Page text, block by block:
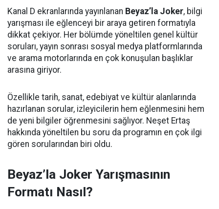
Kanal D ekranlarında yayınlanan Beyaz’la Joker, bilgi
yarışması ile eğlenceyi bir araya getiren formatıyla
dikkat çekiyor. Her bölümde yöneltilen genel kültür
soruları, yayın sonrası sosyal medya platformlarında
ve arama motorlarında en çok konuşulan başlıklar
arasına giriyor.
Özellikle tarih, sanat, edebiyat ve kültür alanlarında
hazırlanan sorular, izleyicilerin hem eğlenmesini hem
de yeni bilgiler öğrenmesini sağlıyor. Neşet Ertaş
hakkında yöneltilen bu soru da programın en çok ilgi
gören sorularından biri oldu.
Beyaz’la Joker Yarışmasının
Formatı Nasıl?